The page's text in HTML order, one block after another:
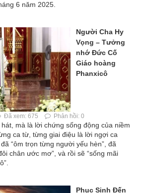
6 năm 2025.
Người Cha Hy
Vọng – Tưởng
nhớ Đức Cố
Giáo hoàng
Phanxicô
Đã xem: 675 Phản hồi: 0
mà là lời chứng sống động của niềm
ca từ, từng giai điệu là lời ngợi ca
“ôm trọn từng người yếu hèn”, đã
chân ước mơ”, và rồi sẽ “sống mãi
Phục Sinh Đến